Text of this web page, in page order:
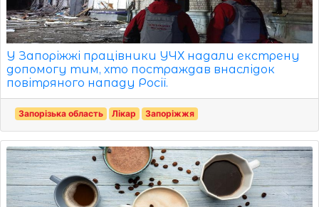
У Запоріжжі працівники УЧХ надали екстрену
допомогу тим, хто постраждав внаслідок
повітряного нападу Росії.
Запорізька область Лікар Запоріжжя